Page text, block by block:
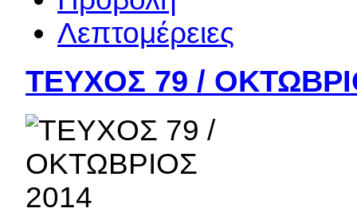
Λεπτομέρειες
ΤΕΥΧΟΣ 79 /